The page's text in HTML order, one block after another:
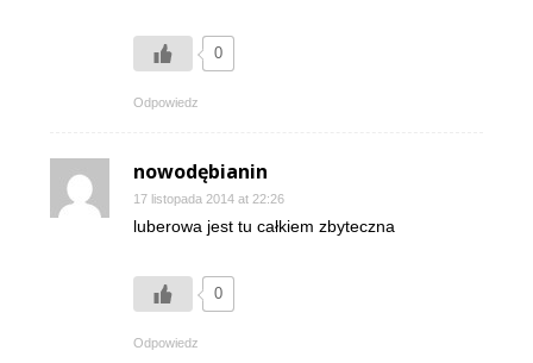
0
Odpowiedz
nowodębianin
17 listopada 2014 at 22:26
luberowa jest tu całkiem zbyteczna
0
Odpowiedz